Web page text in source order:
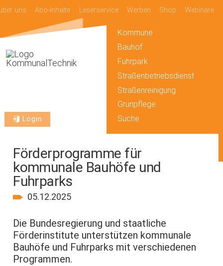
uns Abo-Inhalte Leserservice Werben Shop Webinare
Login
Kommune
Bauhof
Fuhrpark
Straßenbetriebsdienst
Straßenreinigung
Grünpflege
Suche
Förderprogramme für
kommunale Bauhöfe und
Fuhrparks
05.12.2025
Die Bundesregierung und staatliche
Förderinstitute unterstützen kommunale
Bauhöfe und Fuhrparks mit verschiedenen
Programmen.